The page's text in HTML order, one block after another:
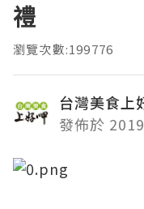
禮
瀏覽次數:199776
台灣美食上
發佈於